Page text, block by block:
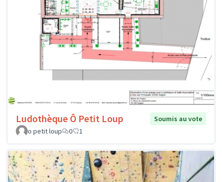
Ludothèque Ô Petit Loup
Soumis au vote
o petit loup
0 1